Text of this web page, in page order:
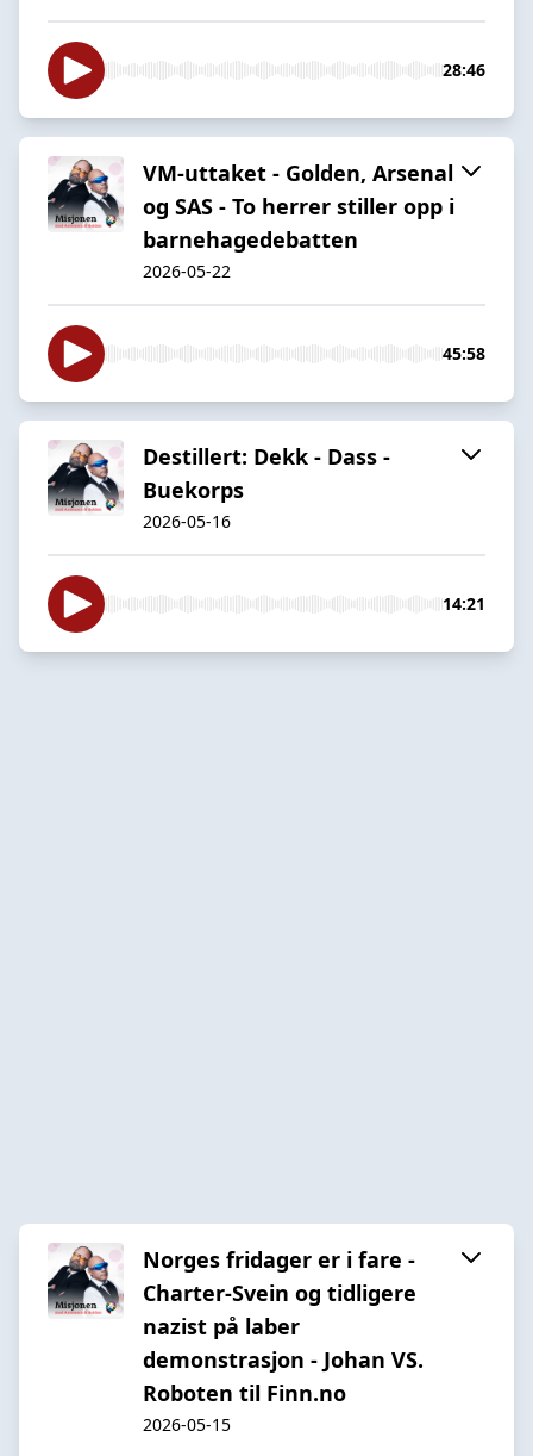
28:46
VM-uttaket - Golden, Arsenal
og SAS - To herrer stiller opp i
barnehagedebatten
2026-05-22
45:58
Destillert: Dekk - Dass -
Buekorps
2026-05-16
14:21
Norges fridager er i fare -
Charter-Svein og tidligere
nazist på laber
demonstrasjon - Johan VS.
Roboten til Finn.no
2026-05-15